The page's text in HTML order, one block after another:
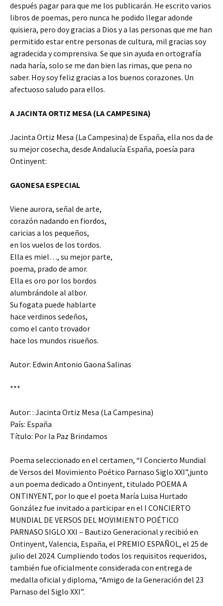
después pagar para que me los publicarán. He escrito varios
libros de poemas, pero nunca he podido llegar adonde
quisiera, pero doy gracias a Dios y a las personas que me han
permitido estar entre personas de cultura, mil gracias soy
agradecida y comprensiva. Se que sin ayuda en ortografía
nada haría, solo se me dan bien las rimas, que pena no
saber. Hoy soy feliz gracias a los buenos corazones. Un
afectuoso saludo para ellos.
A JACINTA ORTIZ MESA (LA CAMPESINA)
Jacinta Ortiz Mesa (La Campesina) de España, ella nos da de
su mejor cosecha, desde Andalucía España, poesía para
Ontinyent:
GAONESA ESPECIAL
Viene aurora, señal de arte,
corazón nadando en fiordos,
caricias a los pequeños,
en los vuelos de los tordos.
Ella es miel…, su mejor parte,
poema, prado de amor.
Ella es oro por los bordos
alumbrándole al albor.
Su fogata puede hablarte
hace verdinos sedeños,
como el canto trovador
hace los mundos risueños.
Autor: Edwin Antonio Gaona Salinas
***
Autor: : Jacinta Ortiz Mesa (La Campesina)
País: España
Título: Por la Paz Brindamos
Poema seleccionado en el certamen, “I Concierto Mundial
de Versos del Movimiento Poético Parnaso Siglo XXI”,junto
a un poema dedicado a Ontinyent, titulado POEMA A
ONTINYENT, por lo que el poeta María Luisa Hurtado
González fue invitado a participar en el I CONCIERTO
MUNDIAL DE VERSOS DEL MOVIMIENTO POÉTICO
PARNASO SIGLO XXI – Bautizo Generacional y recibió en
Ontinyent, Valencia, España, el PREMIO ESPAÑOL, el 25 de
julio del 2024. Cumpliendo todos los requisitos requeridos,
también fue oficialmente considerada con entrega de
medalla oficial y diploma, “Amigo de la Generación del 23
Parnaso del Siglo XXI”.